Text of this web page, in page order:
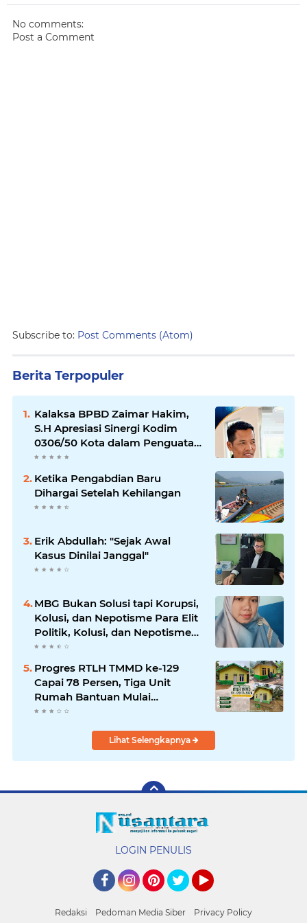
No comments:
Post a Comment
Subscribe to: Post Comments (Atom)
Berita Terpopuler
Kalaksa BPBD Zaimar Hakim,
S.H Apresiasi Sinergi Kodim
0306/50 Kota dalam Penguatan
Mitigasi dan Penanganan
Ketika Pengabdian Baru
Dihargai Setelah Kehilangan
Erik Abdullah: "Sejak Awal
Kasus Dinilai Janggal"
MBG Bukan Solusi tapi Korupsi,
Kolusi, dan Nepotisme Para Elit
Politik, Kolusi, dan Nepotisme
Para Elit Politik
Progres RTLH TMMD ke-129
Capai 78 Persen, Tiga Unit
Rumah Bantuan Mulai
Rampung
Lihat Selengkapnya
LOGIN PENULIS
Redaksi Pedoman Media Siber
Privacy Policy